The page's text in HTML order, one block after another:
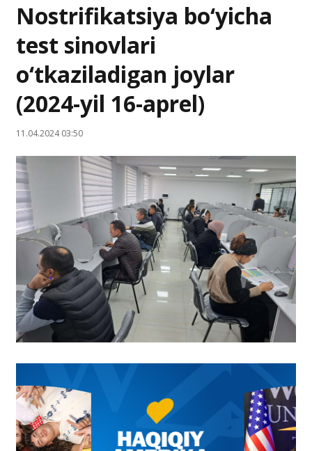
Nostrifikatsiya bo‘yicha
test sinovlari
o‘tkaziladigan joylar
(2024-yil 16-aprel)
11.04.2024 03:50